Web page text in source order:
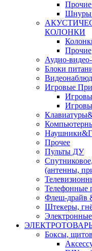
Прочие
Шнуры
КОЛОНКИ
Прочие
Аудио-
Блоки
Игровые
Прочее
Пульты ДУ
(антенны,
Телефонные
Флеш-драйв
Штекеры,
Боксы,